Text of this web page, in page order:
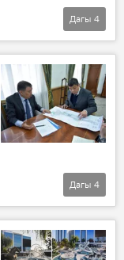
Дагы 4
Дагы 4